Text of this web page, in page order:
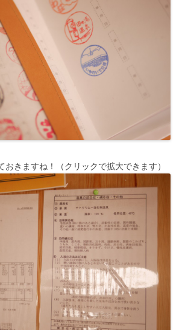
おきますね！（クリックで拡大できます）